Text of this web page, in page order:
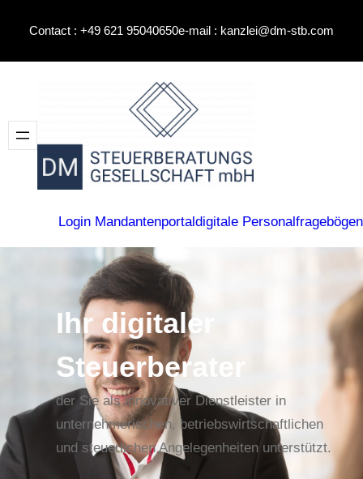
Contact : +49 621 95040650e-mail : kanzlei@dm-stb.com
Login Mandantenportaldigitale Personalfragebögen
Ihr digitaler
Steuerberater
der Sie als innovativer Dienstleister in
unternehmerischen, betriebswirtschaftlichen
und steuerlichen Angelegenheiten unterstützt.